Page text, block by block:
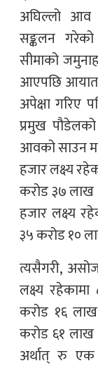
अघिल्लो आव
सङ्कलन
सीमाको
आएपछि आयात
अपेक्षा गरिए
प्रमुख
आवको साउन
हजार लक्ष्य
करोड ३७ लाख
हजार लक्ष्य
३५ करोड १०
त्यसैगरी,
लक्ष्य
करोड १६
करोड ६१ लाख
अर्थात् रु